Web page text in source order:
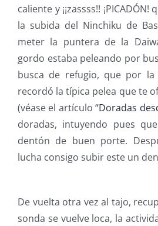
caliente y ¡¡zassss!!
la subida del Ninchiku de
meter la puntera de la
gordo estaba peleando por
busca de refugio, que por
recordó la típica pelea que te
(véase el artículo“Doradas
doradas, intuyendo pues
dentón de buen porte.
lucha consigo subir este un
De vuelta otra vez al tajo,
sonda se vuelve loca, la